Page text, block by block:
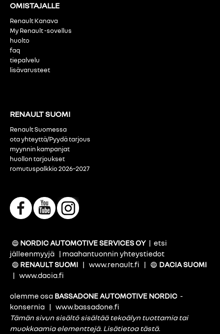
OMISTAJALLE
Renault Kanava
My Renault -sovellus
huolto
faq
tiepalvelu
lisävarusteet
RENAULT SUOMI
Renault Suomessa
ota yhteyttä/Pyydä tarjous
myynnin kampanjat
huollon tarjoukset
romutuspalkkio 2026–2027
NORDIC AUTOMOTIVE SERVICES OY | etsi
jälleenmyyjä | maahantuonnin yhteystiedot
RENAULT SUOMI | www.renault.fi |
DACIA SUOMI
| www.dacia.fi
olemme osa BASSADONE AUTOMOTIVE NORDIC -
konsernia | www.bassadone.fi
Tämän sivun sisältö sisältää tekoälyn tuottamia tai
muokkaamia elementtejä. Lisätietoa tästä.